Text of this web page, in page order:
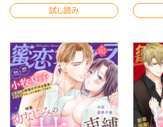
試し読み